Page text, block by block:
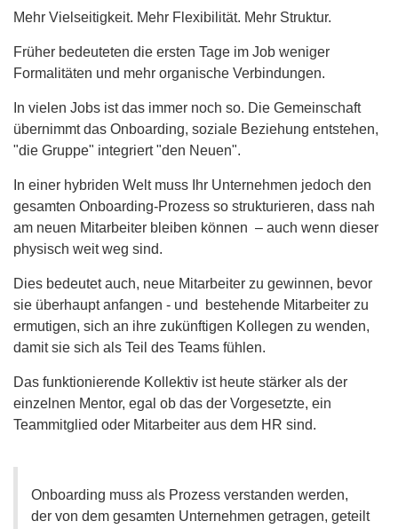
Mehr Vielseitigkeit. Mehr Flexibilität. Mehr Struktur.
Früher bedeuteten die ersten Tage im Job weniger
Formalitäten und mehr organische Verbindungen.
In vielen Jobs ist das immer noch so. Die Gemeinschaft
übernimmt das Onboarding, soziale Beziehung entstehen,
"die Gruppe" integriert "den Neuen".
In einer hybriden Welt muss Ihr Unternehmen jedoch den
gesamten Onboarding-Prozess so strukturieren, dass nah
am neuen Mitarbeiter bleiben können – auch wenn dieser
physisch weit weg sind.
Dies bedeutet auch, neue Mitarbeiter zu gewinnen, bevor
sie überhaupt anfangen - und bestehende Mitarbeiter zu
ermutigen, sich an ihre zukünftigen Kollegen zu wenden,
damit sie sich als Teil des Teams fühlen.
Das funktionierende Kollektiv ist heute stärker als der
einzelnen Mentor, egal ob das der Vorgesetzte, ein
Teammitglied oder Mitarbeiter aus dem HR sind.
Onboarding muss als Prozess verstanden werden,
der von dem gesamten Unternehmen getragen, geteilt